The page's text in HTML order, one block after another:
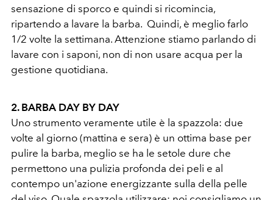
sensazione di sporco e quindi si ricomincia,
ripartendo a lavare la barba. Quindi, è meglio farlo
1/2 volte la settimana. Attenzione stiamo parlando di
lavare con i saponi, non di non usare acqua per la
gestione quotidiana.
2. BARBA DAY BY DAY
Uno strumento veramente utile è la spazzola: due
volte al giorno (mattina e sera) è un ottima base per
pulire la barba, meglio se ha le setole dure che
permettono una pulizia profonda dei peli e al
contempo un'azione energizzante sulla della pelle